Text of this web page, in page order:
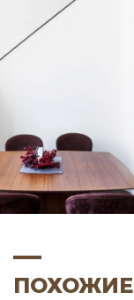
ПОХОЖИЕ